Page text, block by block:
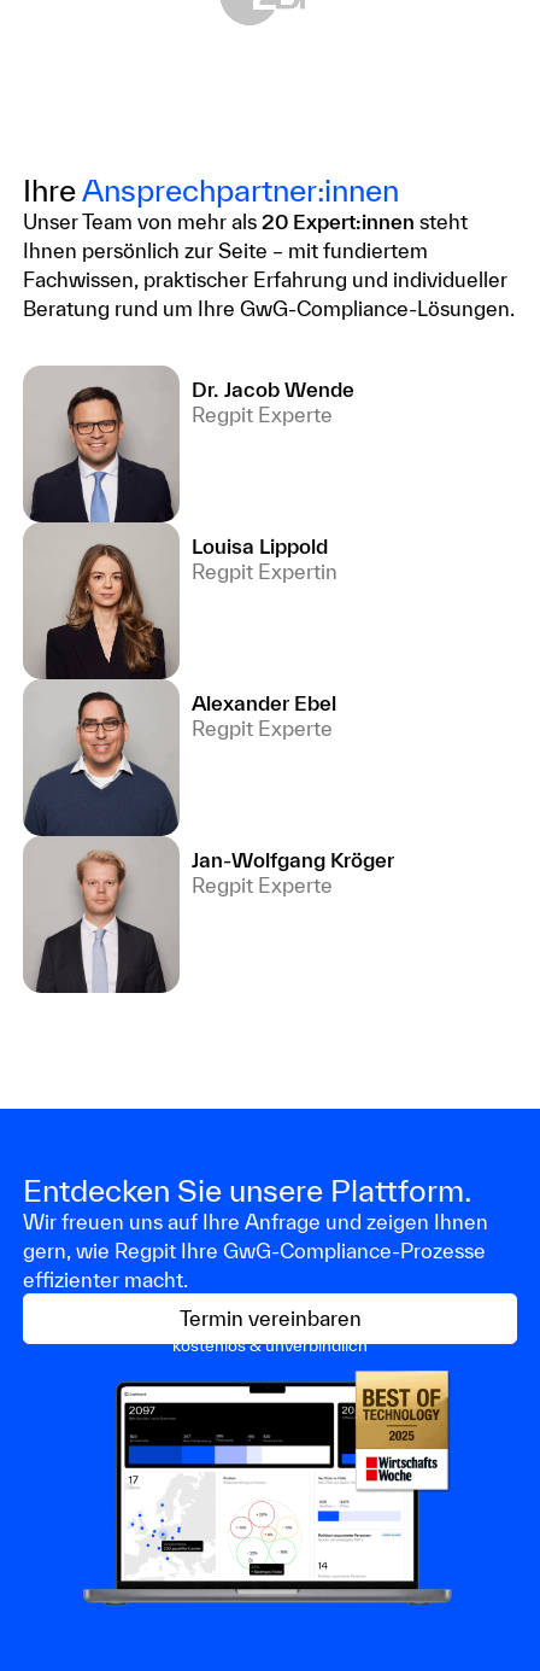
IhreAnsprechpartner:innen
Unser Team von mehr als 20 Expert:innen steht
Ihnen persönlich zur Seite – mit fundiertem
Fachwissen, praktischer Erfahrung und individueller
Beratung rund um Ihre GwG-Compliance-Lösungen.
Dr. Jacob Wende
Regpit Experte
Louisa Lippold
Regpit Expertin
Alexander Ebel
Regpit Experte
Jan-Wolfgang Kröger
Regpit Experte
Entdecken Sie unsere Plattform.
Wir freuen uns auf Ihre Anfrage und zeigen Ihnen
gern, wie Regpit Ihre GwG-Compliance-Prozesse
effizienter macht.
Termin vereinbaren
kostenlos & unverbindlich